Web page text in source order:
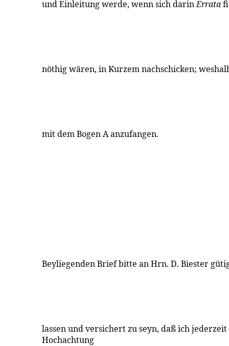
und Einleitung werde, wenn sich darinErrata
nöthig wären, in Kurzem nachschicken;
mit dem Bogen A anzufangen.
Beyliegenden Brief bitte an Hrn. D. Biester
lassen und versichert zu seyn, daß ich
Hochachtung